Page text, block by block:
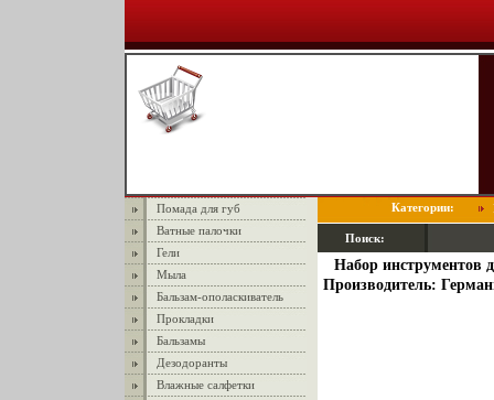
Помада для губ
Ватные палочки
Гели
Мыла
Бальзам-ополаскиватель
Прокладки
Бальзамы
Дезодоранты
Влажные салфетки
Категории:
Поиск:
Набор инструментов
Производитель: